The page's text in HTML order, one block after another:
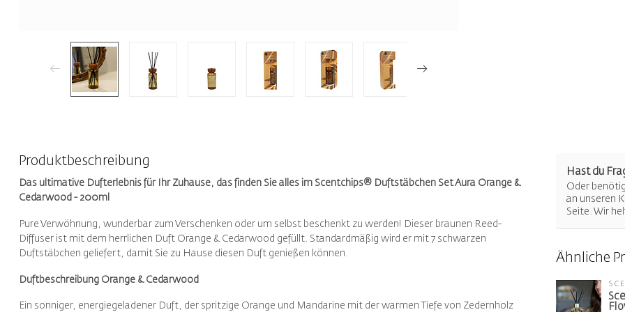
Produktbeschreibung
Das ultimative Dufterlebnis für Ihr Zuhause, das finden Sie alles im Scentchips® Duftstäbchen Set Aura Orange &
Cedarwood - 200ml
Pure Verwöhnung, wunderbar zum Verschenken oder um selbst beschenkt zu werden! Dieser braunen Reed-
Diffuser ist mit dem herrlichen Duft Orange & Cedarwood gefüllt. Standardmäßig wird er mit 7 schwarzen
Duftstäbchen geliefert, damit Sie zu Hause diesen Duft genießen können.
Duftbeschreibung Orange & Cedarwood
Ein sonniger, energiegeladener Duft, der spritzige Orange und Mandarine mit der warmen Tiefe von Zedernholz
Hast du
Oder
an unseren
Seite. Wir
Ähnliche